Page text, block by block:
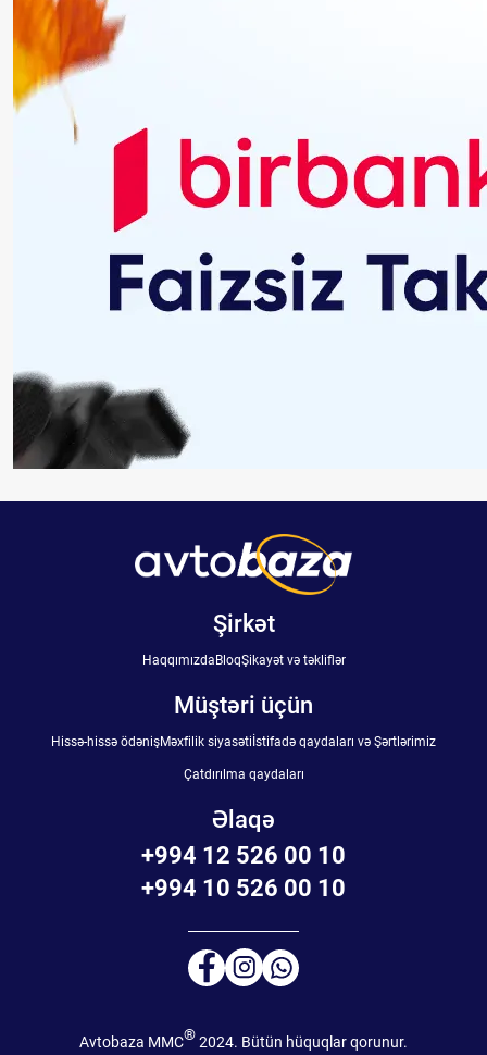
Şirkət
HaqqımızdaBloqŞikayət və təkliflər
Müştəri üçün
Hissə-hissə ödənişMəxfilik siyasətiİstifadə qaydaları və Şərtlərimiz
Çatdırılma qaydaları
Əlaqə
+994 12 526 00 10
+994 10 526 00 10
Avtobaza MMC®2024. Bütün hüquqlar qorunur.